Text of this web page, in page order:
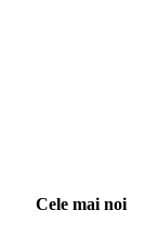
Cele mai noi